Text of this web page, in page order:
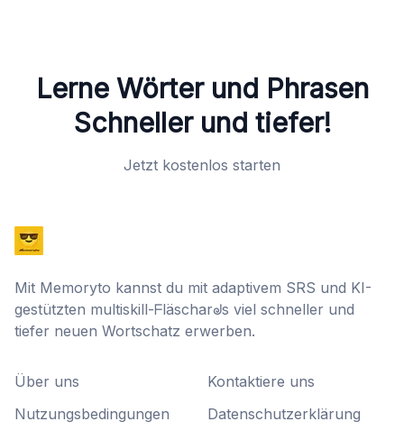
Lerne Wörter und Phrasen
Schneller und tiefer!
Jetzt kostenlos starten
Mit Memoryto kannst du mit adaptivem SRS und KI-
gestützten multiskill-ᖴläscharᖙs viel schneller und
tiefer neuen Wortschatz erwerben.
Über uns
Kontaktiere uns
Nutzungsbedingungen
Datenschutzerklärung